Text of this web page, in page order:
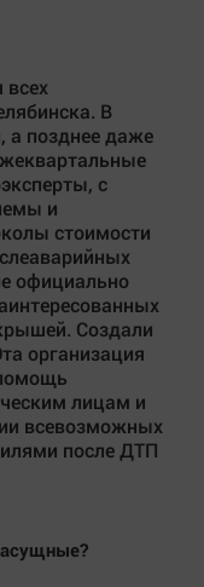
В
а позднее даже
с
и
стоимости
официально
Создали
организация
лицам и
всевозможных
после ДТП